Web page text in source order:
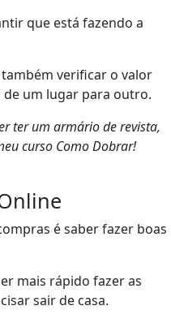
que está fazendo a
verificar o valor
um lugar para outro.
ter um armário de revista,
curso Como Dobrar!
é saber fazer boas
mais rápido fazer as
sair de casa.